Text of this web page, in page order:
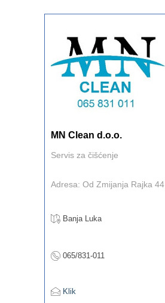
MN Clean d.o.o.
Servis za čišćenje
Adresa: Od Zmijanja Rajka 44
Banja Luka
065/831-011
Klik